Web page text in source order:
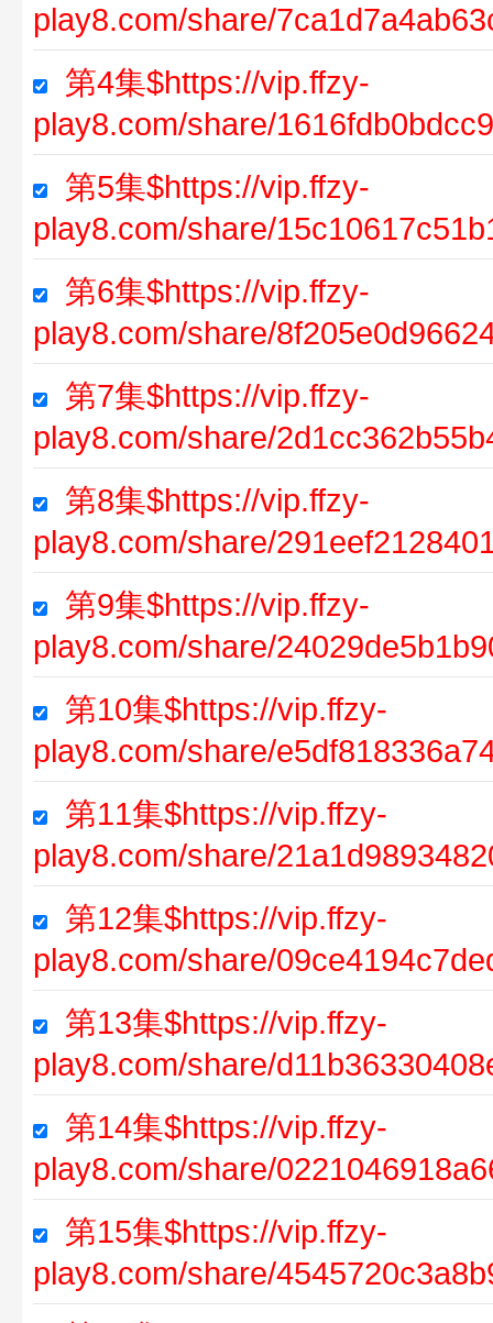
play8.com/share/
第4集$https://vip.ffzy-
play8.com/share/
第5集$https://vip.ffzy-
play8.com/share/
第6集$https://vip.ffzy-
play8.com/share/
第7集$https://vip.ffzy-
play8.com/share/
第8集$https://vip.ffzy-
play8.com/share/
第9集$https://vip.ffzy-
play8.com/share/
第10集$https://vip.ffzy-
play8.com/share/
第11集$https://vip.ffzy-
play8.com/share/
第12集$https://vip.ffzy-
play8.com/share/
第13集$https://vip.ffzy-
play8.com/share/
第14集$https://vip.ffzy-
play8.com/share/
第15集$https://vip.ffzy-
play8.com/share/